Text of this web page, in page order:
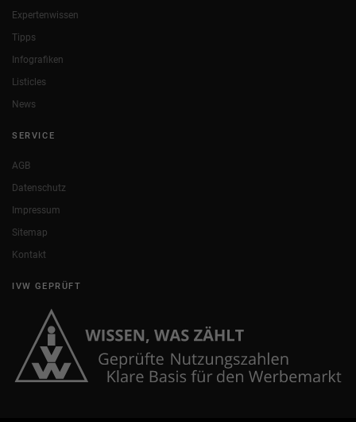
Expertenwissen
Tipps
Infografiken
Listicles
News
SERVICE
AGB
Datenschutz
Impressum
Sitemap
Kontakt
IVW GEPRÜFT